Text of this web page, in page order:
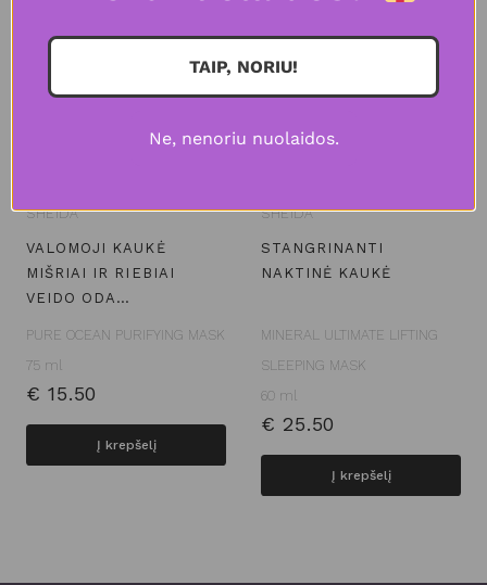
SHEIDA
VALOMOJI KAUKĖ
MIŠRIAI IR RIEBIAI
VEIDO ODA…
PURE OCEAN PURIFYING MASK
75 ml
€ 15.50
Į krepšelį
SHEIDA
STANGRINANTI
NAKTINĖ KAUKĖ
MINERAL ULTIMATE LIFTING
SLEEPING MASK
60 ml
€ 25.50
Į krepšelį
TAIP, NORIU!
Ne, nenoriu nuolaidos.